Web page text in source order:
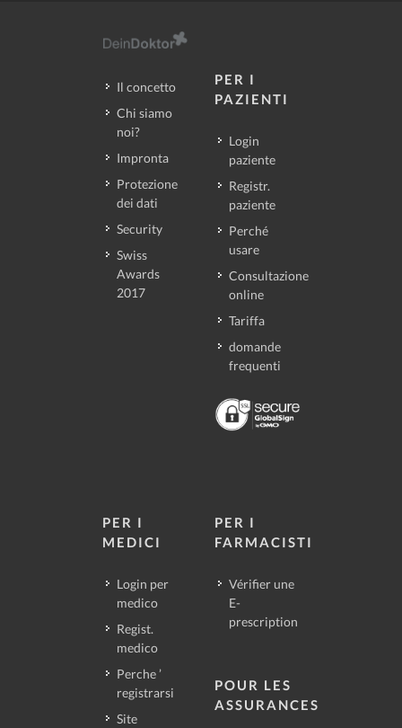
Il concetto
Chi siamo
noi?
Impronta
Protezione
dei dati
Security
Swiss
Awards
2017
PER I
PAZIENTI
Login
paziente
Registr.
paziente
Perché
usare
Consultazione
online
Tariffa
domande
frequenti
PER I
MEDICI
Login per
medico
Regist.
medico
Perche ’
registrarsi
Site
PER I
FARMACISTI
Vérifier une
E-
prescription
POUR LES
ASSURANCES